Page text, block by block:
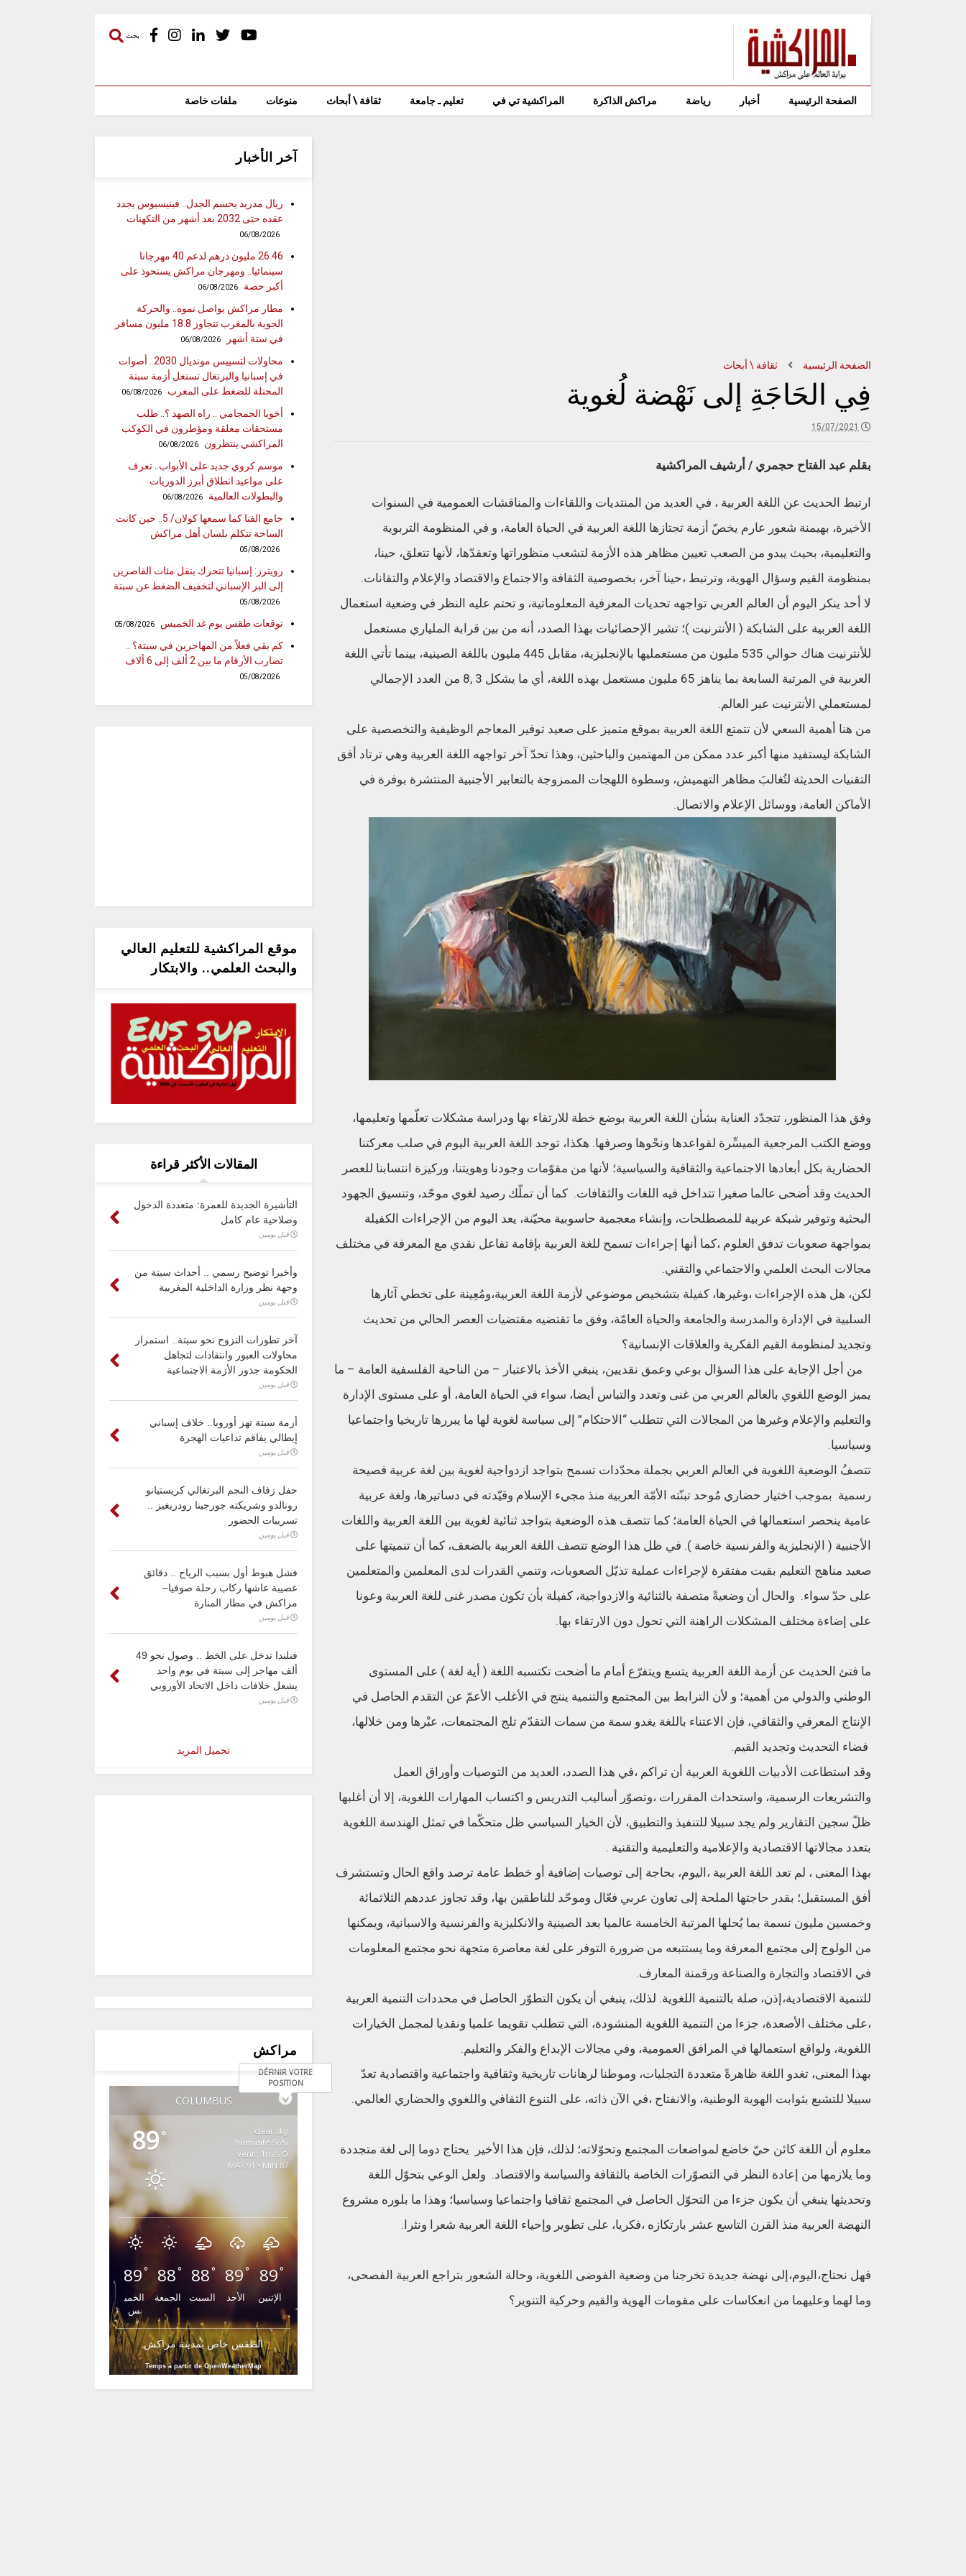
بحث
الصفحة الرئيسية أخبار رياضة مراكش الذاكرة المراكشية تي في تعليم ـ جامعة ثقافة \ أبحاث منوعات ملفات خاصة
الصفحة الرئيسية ثقافة \ أبحاث
فِي الحَاجَةِ إلى نَهْضة لُغوية
15/07/2021
بقلم عبد الفتاح حجمري / أرشيف المراكشية
ارتبط الحديث عن اللغة العربية ، في العديد من المنتديات واللقاءات والمناقشات العمومية في السنوات
الأخيرة، بهيمنة شعور عارم يخصّ أزمة تجتازها اللغة العربية في الحياة العامة، و في المنظومة التربوية
والتعليمية، بحيث يبدو من الصعب تعيين مظاهر هذه الأزمة لتشعب منظوراتها وتعقدّها، لأنها تتعلق، حينا،
بمنظومة القيم وسؤال الهوية، وترتبط ،حينا آخر، بخصوصية الثقافة والاجتماع والاقتصاد والإعلام والتقانات.
لا أحد ينكر اليوم أن العالم العربي تواجهه تحديات المعرفية المعلوماتية، و تحتم عليه النظر في وضعية استعمال
اللغة العربية على الشابكة ( الأنترنيت )؛ تشير الإحصائيات بهذا الصدد، أنه من بين قرابة الملياري مستعمل
للأنترنيت هناك حوالي 535 مليون من مستعمليها بالإنجليزية، مقابل 445 مليون باللغة الصينية، بينما تأتي اللغة
العربية في المرتبة السابعة بما يناهز 65 مليون مستعمل بهذه اللغة، أي ما يشكل 3 ,8 من العدد الإجمالي
لمستعملي الأنترنيت عبر العالم.
من هنا أهمية السعي لأن تتمتع اللغة العربية بموقع متميز على صعيد توفير المعاجم الوظيفية والتخصصية على
الشابكة ليستفيد منها أكبر عدد ممكن من المهتمين والباحثين، وهذا تحدّ آخر تواجهه اللغة العربية وهي ترتاد أفق
التقنيات الحديثة لتُغالبَ مظاهر التهميش، وسطوة اللهجات الممزوجة بالتعابير الأجنبية المنتشرة بوفرة في
الأماكن العامة، ووسائل الإعلام والاتصال.
وفق هذا المنظور، تتجدّد العناية بشأن اللغة العربية بوضع خطة للارتقاء بها ودراسة مشكلات تعلّمها وتعليمها،
ووضع الكتب المرجعية الميسِّرة لقواعدها ونحْوها وصرفها. هكذا، توجد اللغة العربية اليوم في صلب معركتنا
الحضارية بكل أبعادها الاجتماعية والثقافية والسياسية؛ لأنها من مقوّمات وجودنا وهويتنا، وركيزة انتسابنا للعصر
الحديث وقد أضحى عالما صغيرا تتداخل فيه اللغات والثقافات. كما أن تملّك رصيد لغوي موحّد، وتنسيق الجهود
البحثية وتوفير شبكة عربية للمصطلحات، وإنشاء معجمية حاسوبية محيّنة، يعد اليوم من الإجراءات الكفيلة
بمواجهة صعوبات تدفق العلوم ،كما أنها إجراءات تسمح للغة العربية بإقامة تفاعل نقدي مع المعرفة في مختلف
مجالات البحث العلمي والاجتماعي والتقني.
لكن، هل هذه الإجراءات ،وغيرها، كفيلة بتشخيص موضوعي لأزمة اللغة العربية،ومُعِينة على تخطي آثارها
السلبية في الإدارة والمدرسة والجامعة والحياة العامّة، وفق ما تقتضيه مقتضيات العصر الحالي من تحديث
وتجديد لمنظومة القيم الفكرية والعلاقات الإنسانية؟
من أجل الإجابة على هذا السؤال بوعي وعمق نقديين، ينبغي الأخذ بالاعتبار – من الناحية الفلسفية العامة – ما
يميز الوضع اللغوي بالعالم العربي من غنى وتعدد والتباس أيضا، سواء في الحياة العامة، أو على مستوى الإدارة
والتعليم والإعلام وغيرها من المجالات التي تتطلب “الاحتكام” إلى سياسة لغوية لها ما يبررها تاريخيا واجتماعيا
وسياسيا.
تتصفُ الوضعية اللغوية في العالم العربي بجملة محدّدات تسمح بتواجد ازدواجية لغوية بين لغة عربية فصيحة
رسمية بموجب اختيار حضاري مُوحد تبنّته الأمّة العربية منذ مجيء الإسلام وقيّدته في دساتيرها، ولغة عربية
عامية ينحصر استعمالها في الحياة العامة؛ كما تتصف هذه الوضعية بتواجد ثنائية لغوية بين اللغة العربية واللغات
الأجنبية ( الإنجليزية والفرنسية خاصة ). في ظل هذا الوضع تتصف اللغة العربية بالضعف، كما أن تنميتها على
صعيد مناهج التعليم بقيت مفتقرة لإجراءات عملية تذيّل الصعوبات، وتنمي القدرات لدى المعلمين والمتعلمين
على حدّ سواء. والحال أن وضعيةً متصفة بالثنائية والازدواجية، كفيلة بأن تكون مصدر غنى للغة العربية وعونا
على إضاءة مختلف المشكلات الراهنة التي تحول دون الارتقاء بها.
ما فتئ الحديث عن أزمة اللغة العربية يتسع ويتفرّع أمام ما أضحت تكتسبه اللغة ( أية لغة ) على المستوى
الوطني والدولي من أهمية؛ و لأن الترابط بين المجتمع والتنمية ينتج في الأغلب الأعمّ عن التقدم الحاصل في
الإنتاج المعرفي والثقافي، فإن الاعتناء باللغة يغدو سمة من سمات التقدّم تلج المجتمعات، عبْرها ومن خلالها،
فضاء التحديث وتجديد القيم.
وقد استطاعت الأدبيات اللغوية العربية أن تراكم ،في هذا الصدد، العديد من التوصيات وأوراق العمل
والتشريعات الرسمية، واستحداث المقررات ،وتصوّر أساليب التدريس و اكتساب المهارات اللغوية، إلا أن أغلبها
ظلّ سجين التقارير ولم يجد سبيلا للتنفيذ والتطبيق، لأن الخيار السياسي ظل متحكّما في تمثل الهندسة اللغوية
بتعدد مجالاتها الاقتصادية والإعلامية والتعليمية والتقنية .
بهذا المعنى ، لم تعد اللغة العربية ،اليوم، بحاجة إلى توصيات إضافية أو خطط عامة ترصد واقع الحال وتستشرف
أفق المستقبل؛ بقدر حاجتها الملحة إلى تعاون عربي فعّال وموحّد للناطقين بها، وقد تجاوز عددهم الثلاثمائة
وخمسين مليون نسمة بما يُحلها المرتبة الخامسة عالميا بعد الصينية والانكليزية والفرنسية والاسبانية، ويمكنها
من الولوج إلى مجتمع المعرفة وما يستتبعه من ضرورة التوفر على لغة معاصرة متجهة نحو مجتمع المعلومات
في الاقتصاد والتجارة والصناعة ورقمنة المعارف.
للتنمية الاقتصادية،إذن، صلة بالتنمية اللغوية. لذلك، ينبغي أن يكون التطوّر الحاصل في محددات التنمية العربية
،على مختلف الأصعدة، جزءا من التنمية اللغوية المنشودة، التي تتطلب تقويما علميا ونقديا لمجمل الخيارات
اللغوية، ولواقع استعمالها في المرافق العمومية، وفي مجالات الإبداع والفكر والتعليم.
بهذا المعنى، تغدو اللغة ظاهرةً متعددة التجليات، وموطنا لرهانات تاريخية وثقافية واجتماعية واقتصادية تعدّ
سبيلا للتشبع بثوابت الهوية الوطنية، والانفتاح ،في الآن ذاته، على التنوع الثقافي واللغوي والحضاري العالمي.
معلوم أن اللغة كائن حيّ خاضع لمواضعات المجتمع وتحوّلاته؛ لذلك، فإن هذا الأخير يحتاج دوما إلى لغة متجددة
وما يلازمها من إعادة النظر في التصوّرات الخاصة بالثقافة والسياسة والاقتصاد. ولعل الوعي بتحوّل اللغة
وتحديثها ينبغي أن يكون جزءا من التحوّل الحاصل في المجتمع ثقافيا واجتماعيا وسياسيا؛ وهذا ما بلوره مشروع
النهضة العربية منذ القرن التاسع عشر بارتكازه ،فكريا، على تطوير وإحياء اللغة العربية شعرا ونثرا.
فهل نحتاج،اليوم،إلى نهضة جديدة تخرجنا من وضعية الفوضى اللغوية، وحالة الشعور بتراجع العربية الفصحى،
وما لهما وعليهما من انعكاسات على مقومات الهوية والقيم وحركية التنوير؟
آخر الأخبار
ريال مدريد يحسم الجدل.. فينيسيوس يجدد
عقده حتى 2032 بعد أشهر من التكهنات
06/08/2026
26.46 مليون درهم لدعم 40 مهرجانا
سينمائيا.. ومهرجان مراكش يستحوذ على
أكبر حصة
06/08/2026
مطار مراكش يواصل نموه.. والحركة
الجوية بالمغرب تتجاوز 18.8 مليون مسافر
في ستة أشهر
06/08/2026
محاولات لتسييس مونديال 2030.. أصوات
في إسبانيا والبرتغال تستغل أزمة سبتة
المحتلة للضغط على المغرب
06/08/2026
أخويا الجمجامي .. راه الصهد ؟.. طلب
مستحقات معلقة ومؤطرون في الكوكب
المراكشي ينتظرون
06/08/2026
موسم كروي جديد على الأبواب.. تعرف
على مواعيد انطلاق أبرز الدوريات
والبطولات العالمية
06/08/2026
جامع الفنا كما سمعها كولان/ 5.. حين كانت
الساحة تتكلم بلسان أهل مراكش
05/08/2026
رويترز: إسبانيا تتحرك بنقل مئات القاصرين
إلى البر الإسباني لتخفيف الضغط عن سبتة
05/08/2026
توقعات طقس يوم غد الخميس 05/08/2026
كم بقي فعلاً من المهاجرين في سبتة؟ ..
تضارب الأرقام ما بين 2 ألف إلى 6 ألاف
05/08/2026
موقع المراكشية للتعليم العالي
والبحث العلمي.. والابتكار
المقالات الأكثر قراءة
التأشيرة الجديدة للعمرة: متعددة الدخول
وصلاحية عام كامل
قبل يومين
وأخيرا توضيح رسمي .. أحداث سبتة من
وجهة نظر وزارة الداخلية المغربية
قبل يومين
آخر تطورات النزوح نحو سبتة.. استمرار
محاولات العبور وانتقادات لتجاهل
الحكومة جذور الأزمة الاجتماعية
قبل يومين
أزمة سبتة تهز أوروبا.. خلاف إسباني
إيطالي يفاقم تداعيات الهجرة
قبل يومين
حفل زفاف النجم البرتغالي كريستيانو
رونالدو وشريكته جورجينا رودريغيز ..
تسريبات الحضور
قبل يومين
فشل هبوط أول بسبب الرياح .. دقائق
عصيبة عاشها ركاب رحلة صوفيا–
مراكش في مطار المنارة
قبل يومين
فنلندا تدخل على الخط .. وصول نحو 49
ألف مهاجر إلى سبتة في يوم واحد
يشعل خلافات داخل الاتحاد الأوروبي
قبل يومين
تحميل المزيد
مراكش
COLUMBUS
DÉFINIR VOTRE
POSITION
89°
clear sky
56% humidité
vent : 1m/s O
MAX 91 • MIN 87
89°
الخمي
س
88°
الجمعة
88°
السبت
89°
الأحد
89°
الإثنين
الطقس خاص بمدينة مراكش
Temps à partir de OpenWeatherMap